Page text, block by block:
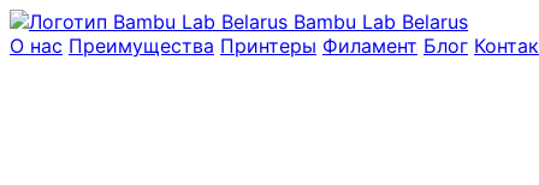
Bambu Lab Belarus
О нас Преимущества Принтеры Филамент Блог